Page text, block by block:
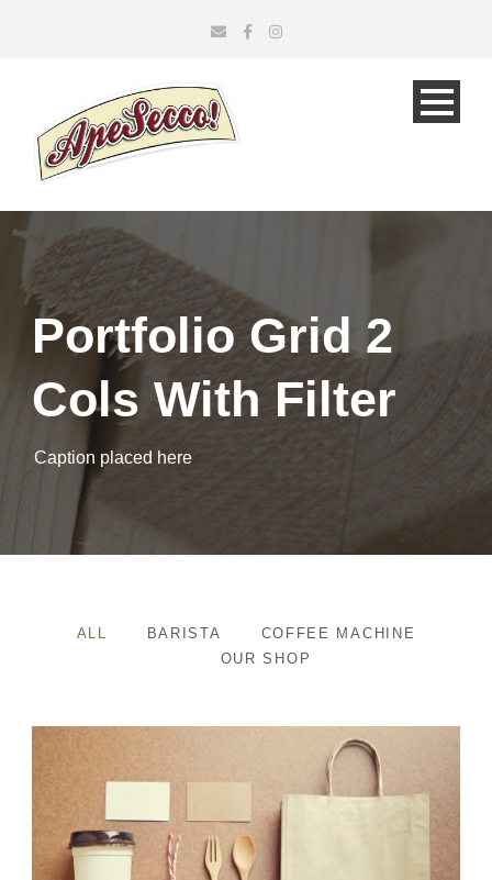
Portfolio Grid 2
Cols With Filter
Caption placed here
ALL BARISTA
COFFEE MACHINE
OUR SHOP